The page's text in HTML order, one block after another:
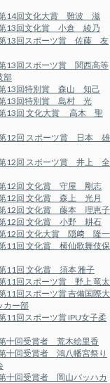
14回文化大賞 難波 滋
13回文化賞 小倉 綾乃
13回スポーツ賞 佐藤 友
13回スポーツ賞 関西高等
部
13回特別賞 森山 知己
13回特別賞 島村 光
13回 文化大賞 高木 聖
12回 スポーツ賞 日本 雄
12回 スポーツ賞 井上 全
12回 文化賞 守屋 剛志
12回 文化賞 森上 光月
12回 文化賞 藤本 理恵子
12回 文化賞 小野 耕石
12回 文化大賞 隠﨑 隆一
11回 文化賞 横仙歌舞伎保
11回 文化賞 須本 雅子
11回スポーツ賞 野上 竜太
11回スポーツ賞 吉備国際大
ー部
11回スポーツ賞 IPU女子柔
十回受賞者 荒木絵里香
十回受賞者 鴻八幡宮祭り
十回受賞者 岡山バッハカ